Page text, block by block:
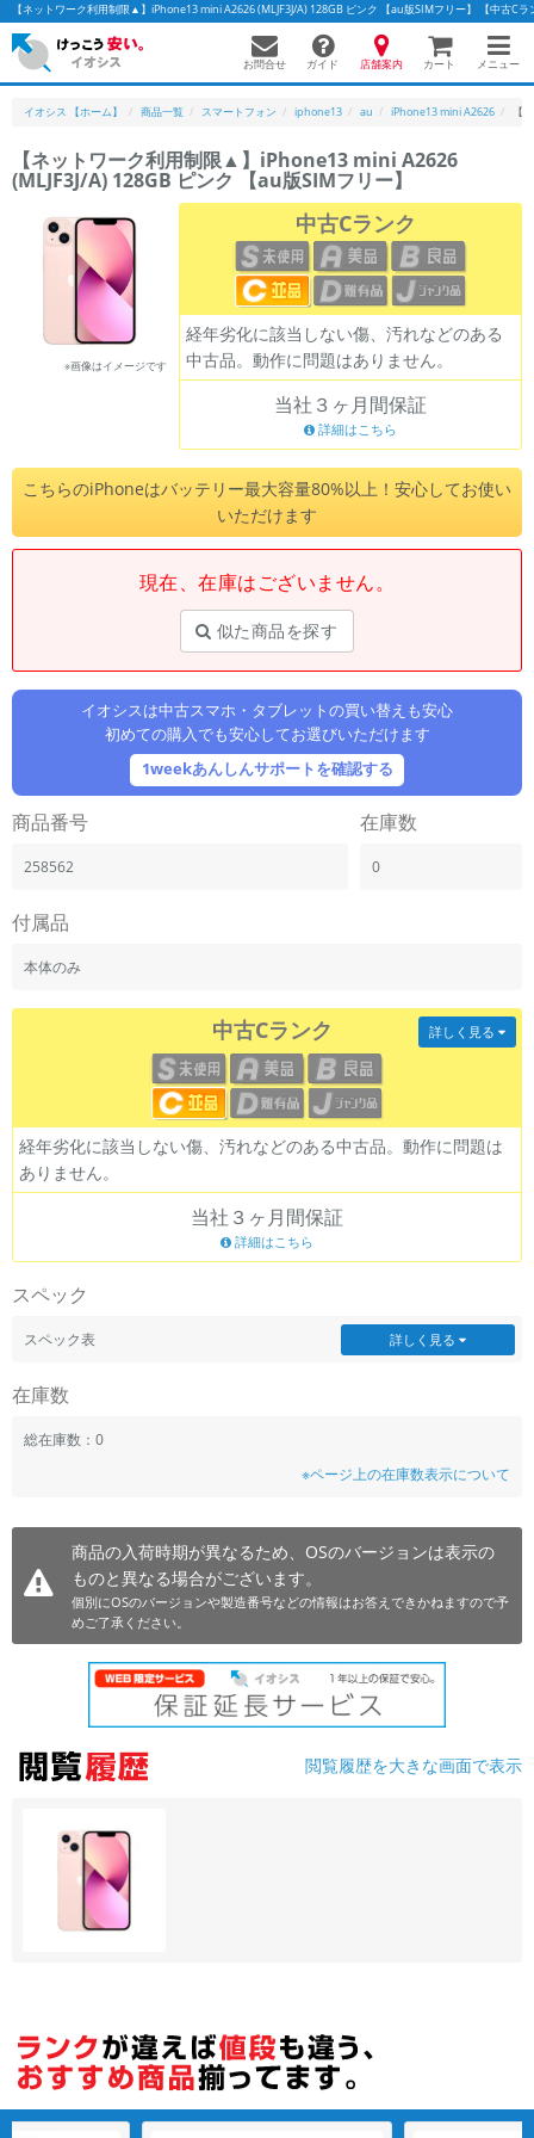
【ネットワーク利用制限▲】iPhone13 mini A2626 (MLJF3J/A) 128GB ピンク 【au版SIMフリー】 【中古C
お問合せ ガイド 店舗案内 カート メニュー
イオシス 【ホーム】 商品一覧 スマートフォン iphone13 au iPhone13 mini A2626 【
【ネットワーク利用制限▲】iPhone13 mini A2626
(MLJF3J/A) 128GB ピンク 【au版SIMフリー】
※画像はイメージです
中古Cランク
経年劣化に該当しない傷、汚れなどのある
中古品。動作に問題はありません。
当社３ヶ月間保証
詳細はこちら
こちらのiPhoneはバッテリー最大容量80%以上！安心してお使い
いただけます
現在、在庫はございません。
似た商品を探す
イオシスは中古スマホ・タブレットの買い替えも安心
初めての購入でも安心してお選びいただけます
1weekあんしんサポートを確認する
商品番号
258562
在庫数
0
付属品
本体のみ
中古Cランク
経年劣化に該当しない傷、汚れなどのある中古品。動作に問題は
ありません。
詳しく見る
当社３ヶ月間保証
詳細はこちら
スペック
スペック表 詳しく見る
在庫数
総在庫数：0
※ページ上の在庫数表示について
商品の入荷時期が異なるため、OSのバージョンは表示の
ものと異なる場合がございます。
個別にOSのバージョンや製造番号などの情報はお答えできかねますので予
めご了承ください。
閲覧履歴を大きな画面で表示
かんたんパソコン検索に切り替える
フリーワード
除外ワード
人気の検索ワード：Let's note EliteBookMacBook
「スマートフォン」「タブレット」など
シリーズ
商品シリーズ名・ブランド名の絞り込み。
「iPhone」「Xperia」「Galaxy」など
「Apple」「SONY」「SHARP」など
機能・特徴
商品の搭載機能による絞り込み
「5G対応」「防水」「ワンセグ」など
ランク
「新品」「未使用」「中古」など
CPU
OSの絞り込み
~
容量
~
モニタサイズ
年
各項目のチェックボックスは「or検索」となります。
ただし機能別のみ「and検索」となります。